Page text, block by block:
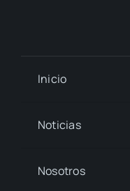
Inicio
Noticias
Nosotros